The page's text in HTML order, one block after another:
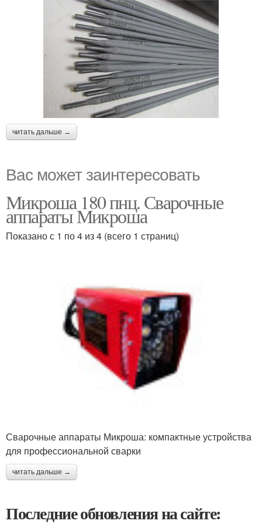
читать дальше →
Вас может заинтересовать
Микроша 180 пнц. Сварочные
аппараты Микроша
Показано с 1 по 4 из 4 (всего 1 страниц)
Сварочные аппараты Микроша: компактные устройства
для профессиональной сварки
читать дальше →
Последние обновления на сайте: